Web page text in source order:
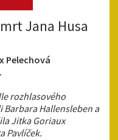
Jana Husa
Pelechová
rozhlasového
Barbara Hallensleben a
Jitka Goriaux
Pavlíček.